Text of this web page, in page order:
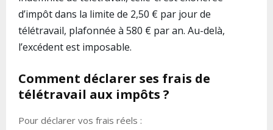
d’impôt dans la limite de 2,50 € par jour de
télétravail, plafonnée à 580 € par an. Au-delà,
l’excédent est imposable.
Comment déclarer ses frais de
télétravail aux impôts ?
Pour déclarer vos frais réels :